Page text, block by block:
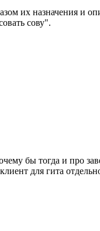
их назначения и
сову".
бы тогда и про
для гита